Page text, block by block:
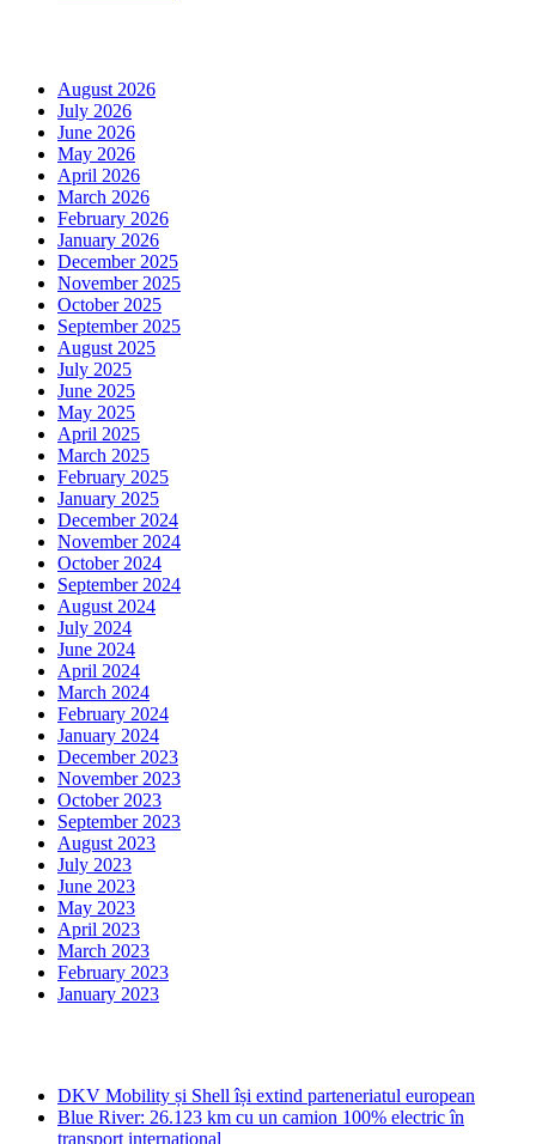
August 2026
July 2026
June 2026
May 2026
April 2026
March 2026
February 2026
January 2026
December 2025
November 2025
October 2025
September 2025
August 2025
July 2025
June 2025
May 2025
April 2025
March 2025
February 2025
January 2025
December 2024
November 2024
October 2024
September 2024
August 2024
July 2024
June 2024
April 2024
March 2024
February 2024
January 2024
December 2023
November 2023
October 2023
September 2023
August 2023
July 2023
June 2023
May 2023
April 2023
March 2023
February 2023
January 2023
DKV Mobility și Shell își extind parteneriatul european
Blue River: 26.123 km cu un camion 100% electric în
transport internațional